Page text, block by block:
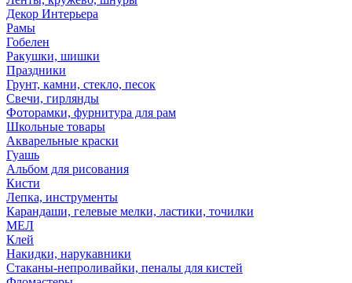
Декор Интерьера
Рамы
Гобелен
Ракушки, шишки
Праздники
Грунт, камни, стекло, песок
Свечи, гирлянды
Фоторамки, фурнитура для рам
Школьные товары
Акварельные краски
Гуашь
Альбом для рисования
Кисти
Лепка, инструменты
Карандаши, гелевые мелки, ластики, точилки
МЕЛ
Клей
Накидки, нарукавники
Стаканы-непроливайки, пеналы для кистей